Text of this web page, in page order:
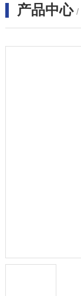
产品中心 /